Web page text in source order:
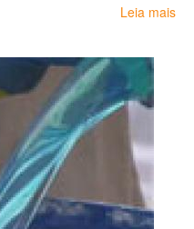
Leia mais